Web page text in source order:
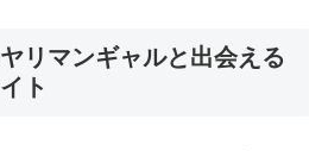
リマンギャルと出会える
ト